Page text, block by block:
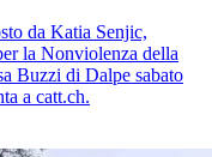
da Katia Senjic,
la Nonviolenza della
Buzzi di Dalpe sabato
a catt.ch.